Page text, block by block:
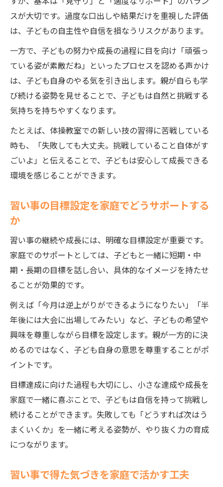
スが大切です。過度な口出しや結果だけを重視した評価
は、子どもの自主性や自信を損なうリスクがあります。
一方で、子どもの努力や成長の過程に目を向け「頑張っ
ている姿が素敵だね」といったプロセスを認める声かけ
は、子ども自身のやる気を引き出します。親が自らも学
び続ける姿勢を見せることで、子どもは自然と挑戦する
気持ちを持ちやすくなります。
たとえば、体操教室での新しい技の習得に苦戦している
時も、「失敗しても大丈夫。挑戦していること自体がす
ごいよ」と伝えることで、子どもは安心して成長できる
環境を感じることができます。
習い事の目標設定を家庭でどうサポートする
か
習い事の継続や成長には、明確な目標設定が重要です。
家庭でのサポートとしては、子どもと一緒に短期・中
期・長期の目標を話し合い、具体的なイメージを持たせ
ることが効果的です。
例えば「今月は逆上がりができるようになりたい」「半
年後には大会に出場してみたい」など、子どもの希望や
興味を尊重しながら目標を設定します。親が一方的に決
めるのではなく、子ども自身の意思を尊重することがポ
イントです。
目標達成に向けた過程も大切にし、小さな達成や成長を
家庭で一緒に喜ぶことで、子どもは自信を持って挑戦し
続けることができます。失敗しても「どうすれば次はう
まくいくか」を一緒に考える姿勢が、やり抜く力の育成
につながります。
習い事で得た気づきを家庭で活かす工夫